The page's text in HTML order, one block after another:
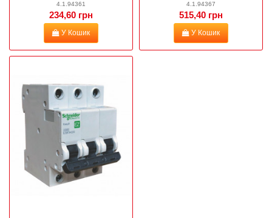
4.1.94361
234,60 грн
У Кошик
4.1.94367
515,40 грн
У Кошик